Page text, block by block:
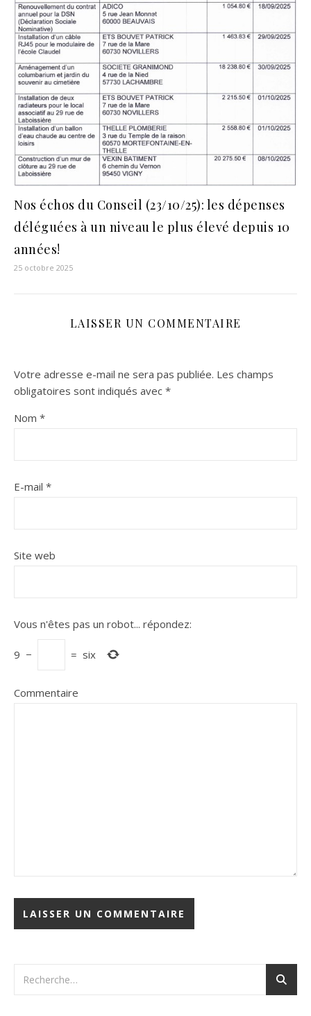
Nos échos du Conseil (23/10/25): les dépenses
déléguées à un niveau le plus élevé depuis 10
années!
25 octobre 2025
LAISSER UN COMMENTAIRE
Votre adresse e-mail ne sera pas publiée. Les champs
obligatoires sont indiqués avec *
Nom *
E-mail *
Site web
Vous n'êtes pas un robot... répondez:
9 − = six
Commentaire